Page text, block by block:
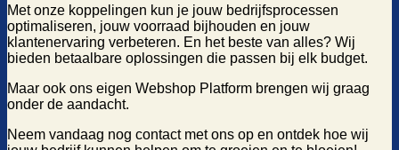
Met onze koppelingen kun je jouw bedrijfsprocessen
optimaliseren, jouw voorraad bijhouden en jouw
klantenervaring verbeteren. En het beste van alles? Wij
bieden betaalbare oplossingen die passen bij elk budget.
Maar ook ons eigen Webshop Platform brengen wij graag
onder de aandacht.
Neem vandaag nog contact met ons op en ontdek hoe wij